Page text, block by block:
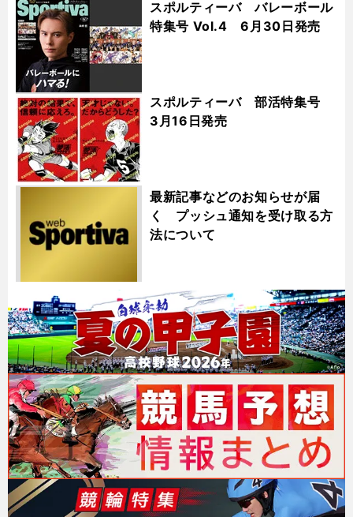
スポルティーバ バレーボール
特集号 Vol.4 6月30日発売
スポルティーバ 部活特集号
3月16日発売
最新記事などのお知らせが届
く プッシュ通知を受け取る方
法について